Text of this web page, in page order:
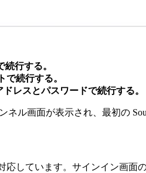
続行する。
で続行する。
レスとパスワードで続行する。
ネル画面が表示され、最初の
応しています。サインイン画面